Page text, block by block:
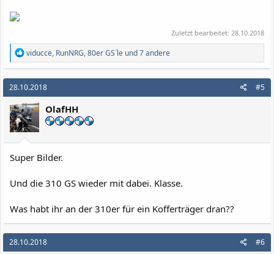
Zuletzt bearbeitet: 28.10.2018
R
e
a
k
t
i
o
n
e
n
viducce, RunNRG,80er GS´le und 7 andere
28.10.2018 #5
OlafHH
Super Bilder.
Und die 310 GS wieder mit dabei. Klasse.
Was habt ihr an der 310er für ein Kofferträger dran??
28.10.2018 #6